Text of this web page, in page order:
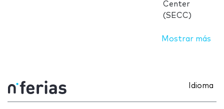
Center
(SECC)
Mostrar más
Idioma